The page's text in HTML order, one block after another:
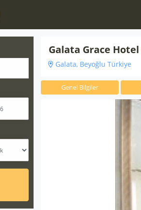
Galata Grace Hotel
Galata, Beyoğlu Türkiye
Genel Bilgiler